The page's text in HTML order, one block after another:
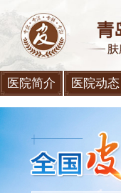
医院简介 医院动态